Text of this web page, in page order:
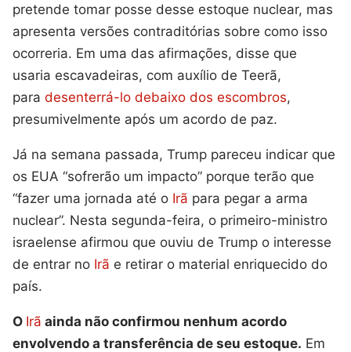
pretende tomar posse desse estoque nuclear, mas
apresenta versões contraditórias sobre como isso
ocorreria. Em uma das afirmações, disse que
usaria escavadeiras, com auxílio de Teerã,
para desenterrá-lo debaixo dos escombros,
presumivelmente após um acordo de paz.
Já na semana passada, Trump pareceu indicar que
os EUA “sofrerão um impacto” porque terão que
“fazer uma jornada até o Irã para pegar a arma
nuclear”. Nesta segunda-feira, o primeiro-ministro
israelense afirmou que ouviu de Trump o interesse
de entrar no Irã e retirar o material enriquecido do
país.
O Irã ainda não confirmou nenhum acordo
envolvendo a transferência de seu estoque. Em